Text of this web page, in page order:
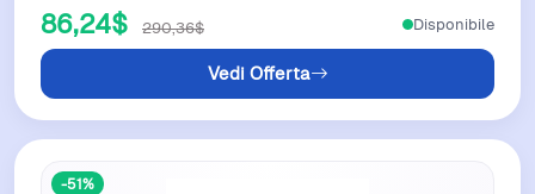
86,24$ 290,36$
Vedi Offerta
Disponibile
-51%